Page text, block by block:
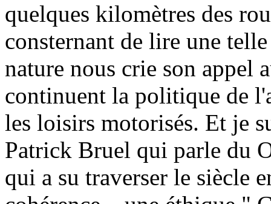
quelques kilomètres des
consternant de lire une
nature nous crie son appel
continuent la politique de
les loisirs motorisés. Et je
Patrick Bruel qui parle du
qui a su traverser le siècle